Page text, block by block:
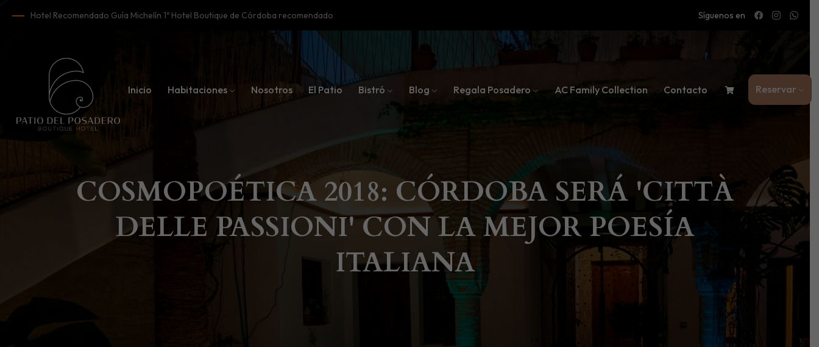
Hotel Recomendado Guía Michelín 1º Hotel Boutique de Córdoba recomendado Síguenos en
Inicio Habitaciones Nosotros El Patio Bistró Blog Regala Posadero AC Family Collection Contacto Reservar
COSMOPOÉTICA 2018: CÓRDOBA SERÁ 'CITTÀ
DELLE PASSIONI' CON LA MEJOR POESÍA
ITALIANA